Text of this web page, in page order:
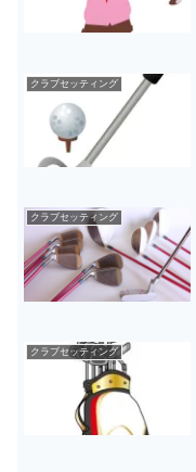
クラブセッティング
クラブセッティング
クラブセッティング